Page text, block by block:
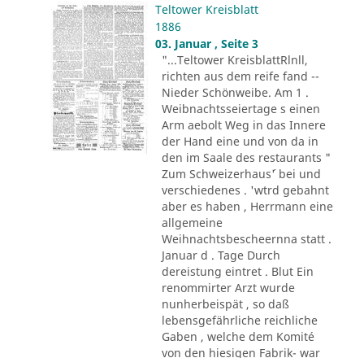
Teltower Kreisblatt
1886
03. Januar , Seite 3
"...Teltower KreisblattRlnll,
richten aus dem reife fand --
Nieder Schönweibe. Am 1 .
Weibnachtsseiertage s einen
Arm aebolt Weg in das Innere
der Hand eine und von da in
den im Saale des restaurants "
Zum Schweizerhaus´' bei und
verschiedenes . 'wtrd gebahnt
aber es haben , Herrmann eine
allgemeine
Weihnachtsbescheernna statt .
Januar d . Tage Durch
dereistung eintret . Blut Ein
renommirter Arzt wurde
nunherbeispät , so daß
lebensgefährliche reichliche
Gaben , welche dem Komité
von den hiesigen Fabrik- war